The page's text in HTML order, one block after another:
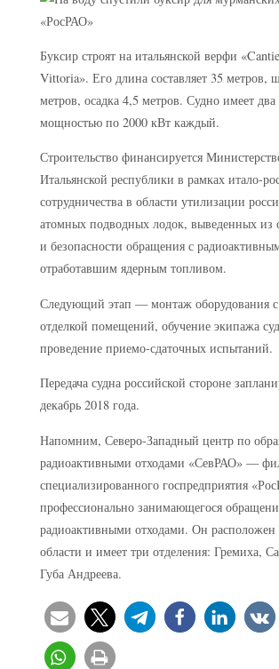
Буксир строят на итальянской верфи
Vittoria». Его длина составляет 35 метров,
метров, осадка 4,5 метров. Судно имеет два
мощностью по 2000 кВт каждый.
Строительство финансируется
Итальянской республики в рамках итало-
сотрудничества в области утилизации
атомных подводных лодок, выведенных из
и безопасности обращения с
отработавшим ядерным топливом.
Следующий этап — монтаж оборудования
отделкой помещений, обучение экипажа
проведение приемо-сдаточных испытаний.
Передача судна российской стороне
декабрь 2018 года.
Напомним, Северо-Западный центр по
радиоактивными отходами «СевРАО» —
специализированного госпредприятия
профессионально занимающегося
радиоактивными отходами. Он
области и имеет три отделения: Гремиха,
Губа Андреева.